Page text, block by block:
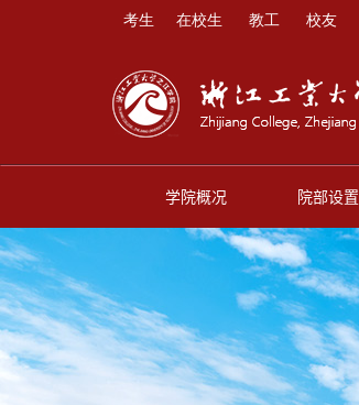
考生 在校生 教工 校友
学院概况 院部设置